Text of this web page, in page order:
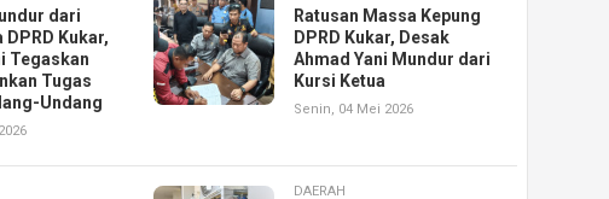
dari
DPRD Kukar,
Tegaskan
Tugas
Undang
Ratusan Massa Kepung
DPRD Kukar, Desak
Ahmad Yani Mundur dari
Kursi Ketua
Senin, 04 Mei 2026
DAERAH